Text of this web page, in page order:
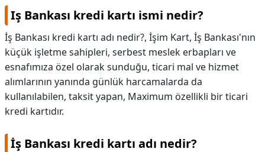
Iş Bankası kredi kartı ismi nedir?
İş Bankası kredi kartı adı nedir?, İşim Kart, İş Bankası'nın
küçük işletme sahipleri, serbest meslek erbapları ve
esnafımıza özel olarak sunduğu, ticari mal ve hizmet
alımlarının yanında günlük harcamalarda da
kullanılabilen, taksit yapan, Maximum özellikli bir ticari
kredi kartıdır.
İş Bankası kredi kartı adı nedir?